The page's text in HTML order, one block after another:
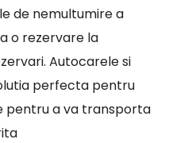
de nemultumire a
o rezervare la
Autocarele si
perfecta pentru
pentru a va transporta